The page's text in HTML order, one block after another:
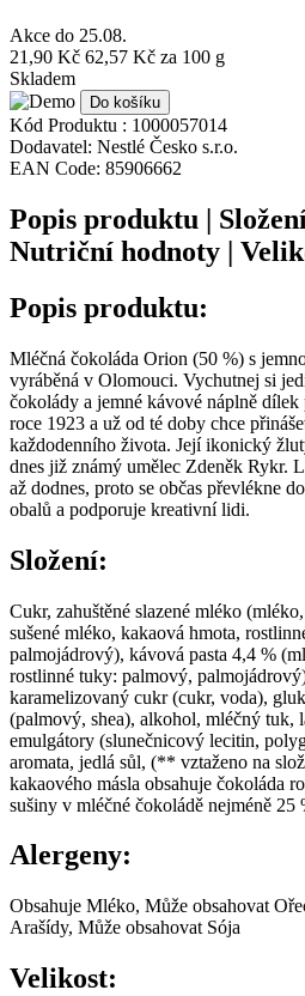
Akce do 25.08.
21,90 Kč 62,57 Kč za 100 g
Skladem
Do košíku
Kód Produktu : 1000057014
Dodavatel: Nestlé Česko s.r.o.
EAN Code: 85906662
Popis produktu |
Nutriční hodnoty |
Popis produktu:
Mléčná čokoláda Orion (50 %) s
vyráběná v Olomouci. Vychutnej si
čokolády a jemné kávové náplně
roce 1923 a už od té doby chce
každodenního života. Její ikonický
dnes již známý umělec Zdeněk Rykr.
až dodnes, proto se občas převlékne
obalů a podporuje kreativní lidi.
Složení:
Cukr, zahuštěné slazené mléko
sušené mléko, kakaová hmota,
palmojádrový), kávová pasta 4,4 %
rostlinné tuky: palmový,
karamelizovaný cukr (cukr, voda),
(palmový, shea), alkohol, mléčný tuk,
emulgátory (slunečnicový lecitin,
aromata, jedlá sůl, (** vztaženo na
kakaového másla obsahuje čokoláda
sušiny v mléčné čokoládě nejméně 25
Alergeny:
Obsahuje Mléko, Může obsahovat
Arašídy, Může obsahovat Sója
Velikost: